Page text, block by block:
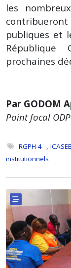
les
publiques et
République
prochaines
Par GODOM
Point focal ODP
RGPH-4 ,
institutionnels